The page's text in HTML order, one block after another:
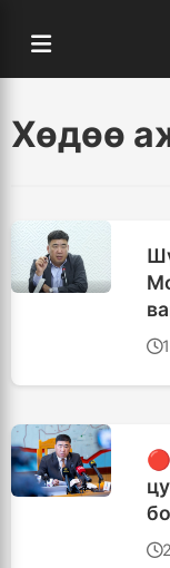
Хөдөө